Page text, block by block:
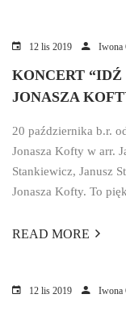
12 lis 2019 Iwona
KONCERT “IDŹ
JONASZA
20 października b.r.
Jonasza Kofty w arr.
Stankiewicz, Janusz
Jonasza Kofty. To
READ MORE
12 lis 2019 Iwona